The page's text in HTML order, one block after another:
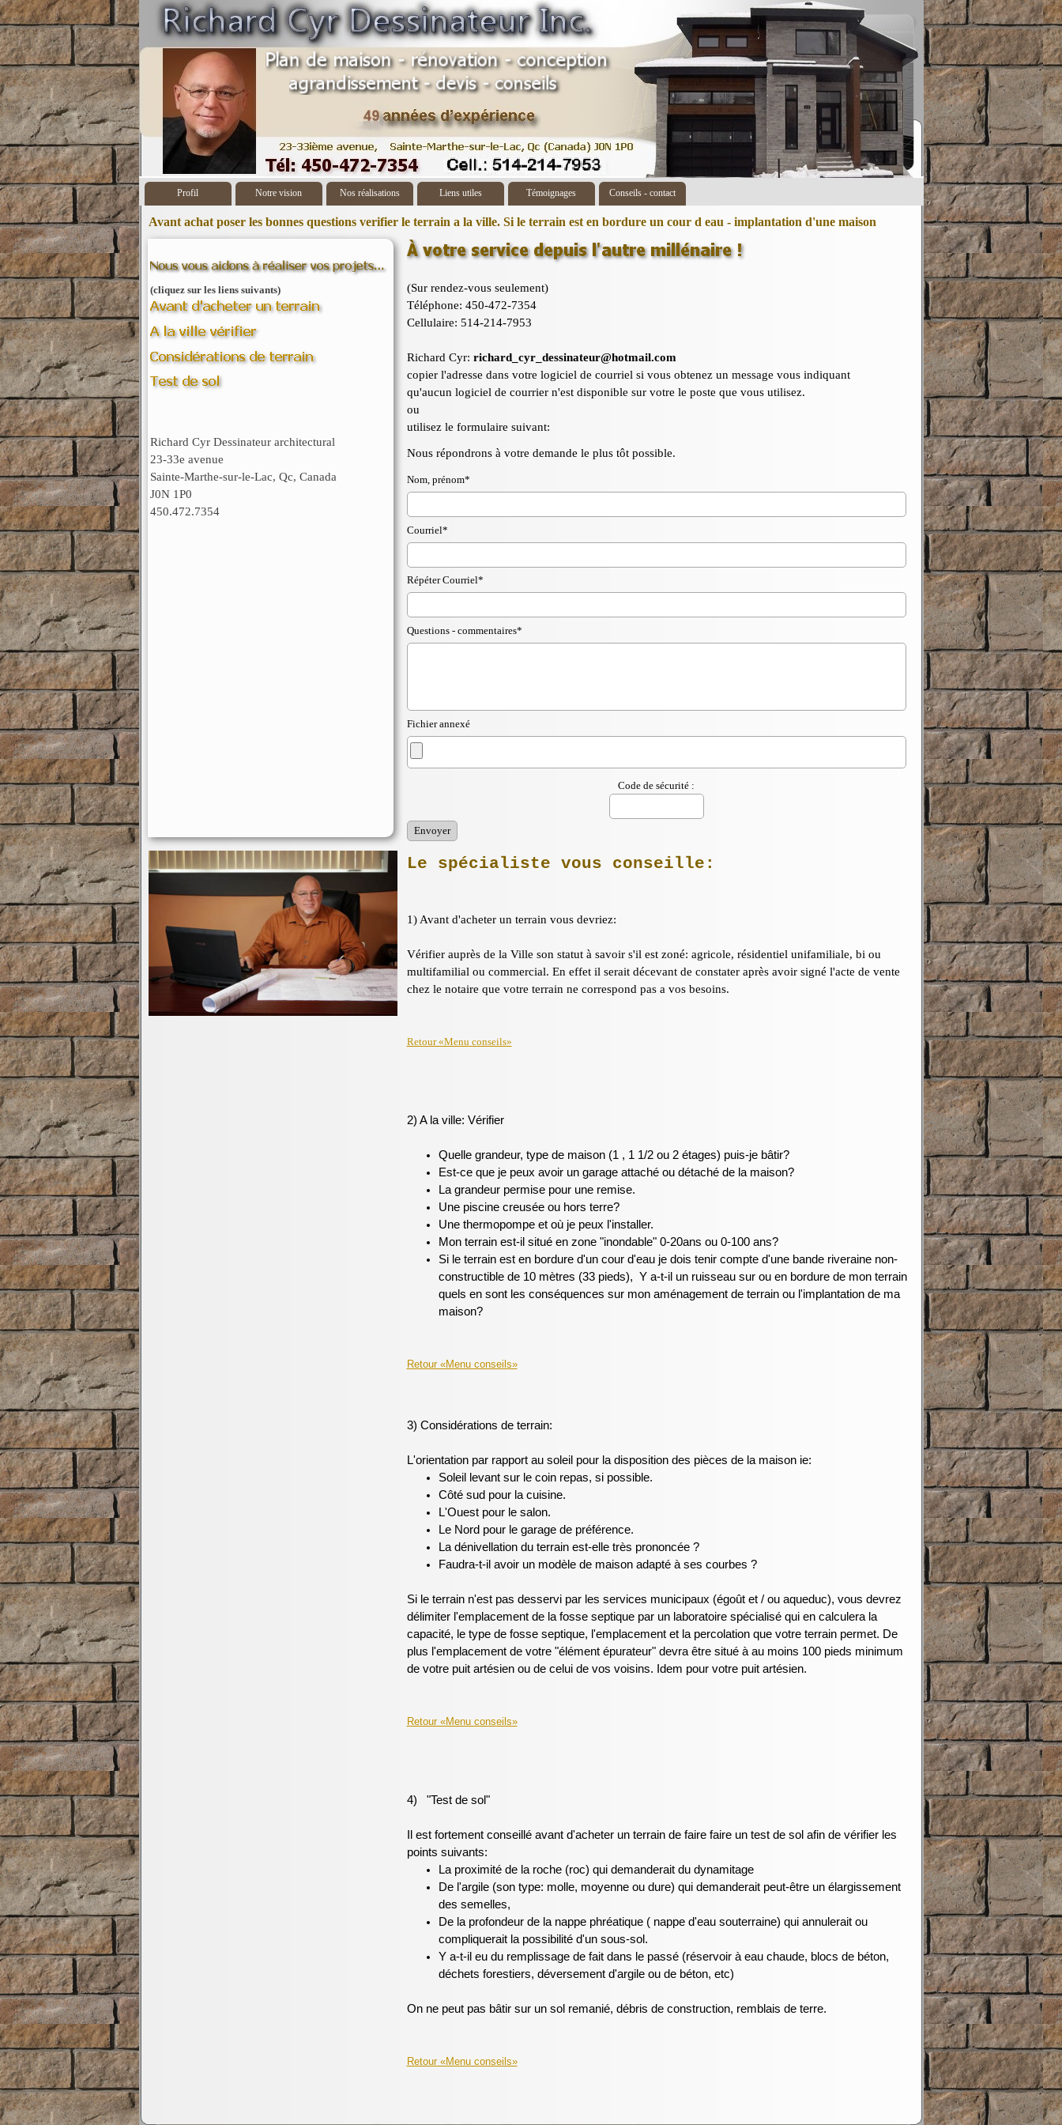
Profil Notre vision Nos réalisations Liens utiles Témoignages Conseils - contact
Avant achat poser les bonnes questions verifier le terrain a la ville. Si le terrain est en bordure un cour d eau - implantation d'une maison
(cliquez sur les liens suivants)
Richard Cyr Dessinateur architectural
23-33e avenue
Sainte-Marthe-sur-le-Lac, Qc, Canada
J0N 1P0
450.472.7354
(Sur rendez-vous seulement)
Téléphone: 450-472-7354
Cellulaire: 514-214-7953
Richard Cyr: richard_cyr_dessinateur@hotmail.com
copier l'adresse dans votre logiciel de courriel si vous obtenez un message vous indiquant
qu'aucun logiciel de courrier n'est disponible sur votre le poste que vous utilisez.
ou
utilisez le formulaire suivant:
Nous répondrons à votre demande le plus tôt possible.
Nom, prénom*
Courriel*
Répéter Courriel*
Questions - commentaires*
Fichier annexé
Code de sécurité :
Le spécialiste vous conseille:
1) Avant d'acheter un terrain vous devriez:
Vérifier auprès de la Ville son statut à savoir s'il est zoné: agricole, résidentiel unifamiliale, bi ou
multifamilial ou commercial. En effet il serait décevant de constater après avoir signé l'acte de vente
chez le notaire que votre terrain ne correspond pas a vos besoins.
Retour «Menu conseils»
2) A la ville: Vérifier
Quelle grandeur, type de maison (1 , 1 1/2 ou 2 étages) puis-je bâtir?
Est-ce que je peux avoir un garage attaché ou détaché de la maison?
La grandeur permise pour une remise.
Une piscine creusée ou hors terre?
Une thermopompe et où je peux l'installer.
Mon terrain est-il situé en zone "inondable" 0-20ans ou 0-100 ans?
Si le terrain est en bordure d'un cour d'eau je dois tenir compte d'une bande riveraine non-
constructible de 10 mètres (33 pieds), Y a-t-il un ruisseau sur ou en bordure de mon terrain
quels en sont les conséquences sur mon aménagement de terrain ou l'implantation de ma
maison?
Retour «Menu conseils»
3) Considérations de terrain:
L'orientation par rapport au soleil pour la disposition des pièces de la maison ie:
Soleil levant sur le coin repas, si possible.
Côté sud pour la cuisine.
L'Ouest pour le salon.
Le Nord pour le garage de préférence.
La dénivellation du terrain est-elle très prononcée ?
Faudra-t-il avoir un modèle de maison adapté à ses courbes ?
Si le terrain n'est pas desservi par les services municipaux (égoût et / ou aqueduc), vous devrez
délimiter l'emplacement de la fosse septique par un laboratoire spécialisé qui en calculera la
capacité, le type de fosse septique, l'emplacement et la percolation que votre terrain permet. De
plus l'emplacement de votre "élément épurateur" devra être situé à au moins 100 pieds minimum
de votre puit artésien ou de celui de vos voisins. Idem pour votre puit artésien.
Retour «Menu conseils»
4) "Test de sol"
Il est fortement conseillé avant d'acheter un terrain de faire faire un test de sol afin de vérifier les
points suivants:
La proximité de la roche (roc) qui demanderait du dynamitage
De l'argile (son type: molle, moyenne ou dure) qui demanderait peut-être un élargissement
des semelles,
De la profondeur de la nappe phréatique ( nappe d'eau souterraine) qui annulerait ou
compliquerait la possibilité d'un sous-sol.
Y a-t-il eu du remplissage de fait dans le passé (réservoir à eau chaude, blocs de béton,
déchets forestiers, déversement d'argile ou de béton, etc)
On ne peut pas bâtir sur un sol remanié, débris de construction, remblais de terre.
Retour «Menu conseils»